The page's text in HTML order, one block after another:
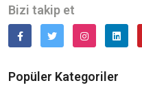
Bizi takip et
Popüler Kategoriler